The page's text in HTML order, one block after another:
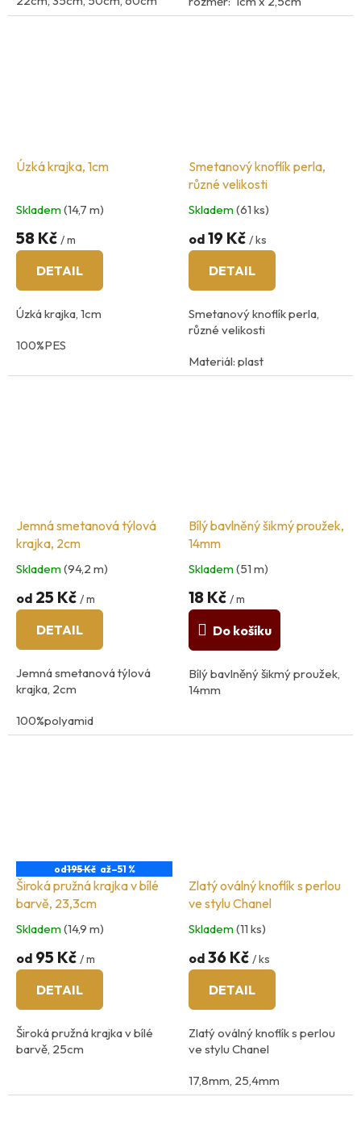
Úzká krajka, 1cm
Skladem(14,7 m)
58 Kč / m
DETAIL
Úzká krajka, 1cm
100%PES
Smetanový knoflík perla,
různé velikosti
Skladem(61 ks)
od 19 Kč / ks
DETAIL
Smetanový knoflík perla,
různé velikosti
Materiál: plast
Jemná smetanová týlová
krajka, 2cm
Skladem(94,2 m)
od 25 Kč / m
DETAIL
Jemná smetanová týlová
krajka, 2cm
100%polyamid
Bílý bavlněný šikmý proužek,
14mm
Skladem(51 m)
18 Kč / m
Do košíku
Bílý bavlněný šikmý proužek,
14mm
od195 Kč až–51 %
Široká pružná krajka v bílé
barvě, 23,3cm
Skladem(14,9 m)
od 95 Kč / m
DETAIL
Široká pružná krajka v bílé
barvě, 25cm
Zlatý oválný knoflík s perlou
ve stylu Chanel
Skladem(11 ks)
od 36 Kč / ks
DETAIL
Zlatý oválný knoflík s perlou
ve stylu Chanel
17,8mm, 25,4mm